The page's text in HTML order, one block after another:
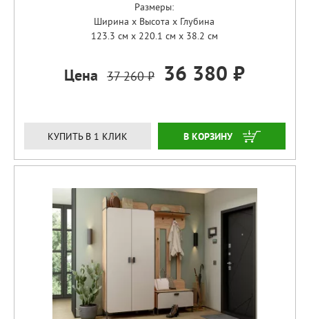
Размеры:
Ширина x Высота x Глубина
123.3 см x 220.1 см x 38.2 см
Цена 37 260 ₽ 36 380 ₽
КУПИТЬ В 1 КЛИК ЗАКАЗАТЬ